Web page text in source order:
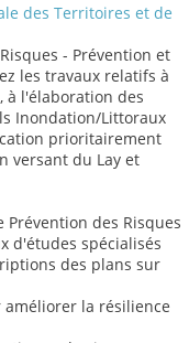
des Territoires et de
- Prévention et
les travaux relatifs à
à l'élaboration des
Inondation/Littoraux
prioritairement
versant du Lay et
des Risques
d'études spécialisés
des plans sur
la résilience